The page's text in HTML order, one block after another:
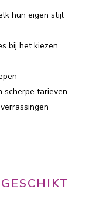
hun eigen stijl
bij het kiezen
scherpe tarieven